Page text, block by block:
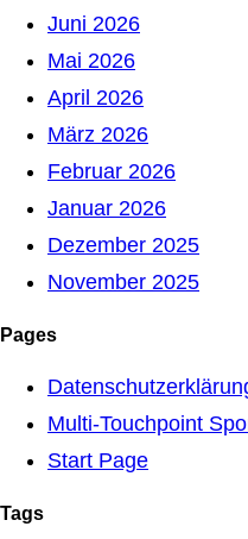
Juni 2026
Mai 2026
April 2026
März 2026
Februar 2026
Januar 2026
Dezember 2025
November 2025
Pages
Multi-Touchpoint
Start Page
Tags